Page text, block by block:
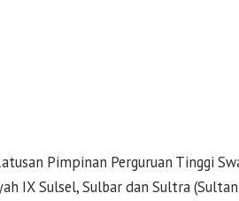
Pimpinan Perguruan Tinggi
IX Sulsel, Sulbar dan Sultra